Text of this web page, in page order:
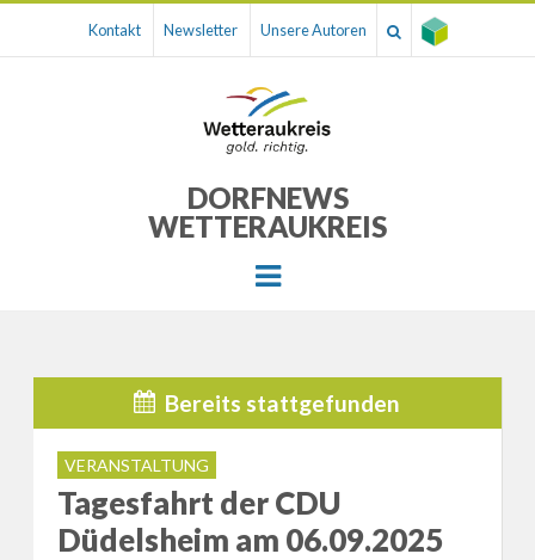
Kontakt Newsletter Unsere Autoren
DORFNEWS
WETTERAUKREIS
Menu
Bereits stattgefunden
VERANSTALTUNG
Tagesfahrt der CDU
Düdelsheim am 06.09.2025